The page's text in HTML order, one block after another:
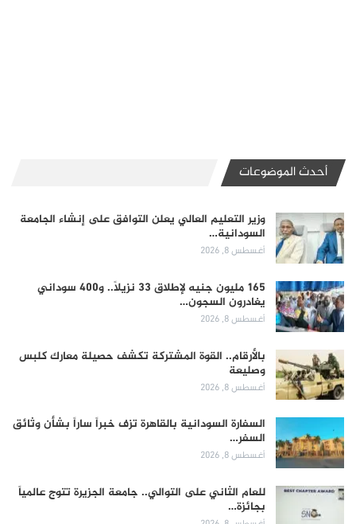
أحدث الموضوعات
وزير التعليم العالي يعلن التوافق على إنشاء الجامعة
السودانية…
أغسطس 8, 2026
165 مليون جنيه لإطلاق 33 نزيلاً.. و400 سوداني
يغادرون السجون…
أغسطس 8, 2026
بالأرقام.. القوة المشتركة تكشف حصيلة معارك كلبس
وصليعة
أغسطس 8, 2026
السفارة السودانية بالقاهرة تزف خبراً ساراً بشأن وثائق
السفر…
أغسطس 8, 2026
للعام الثاني على التوالي.. جامعة الجزيرة تتوج عالمياً
بجائزة…